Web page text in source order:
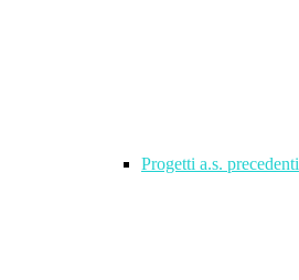
Progetti a.s. precedenti